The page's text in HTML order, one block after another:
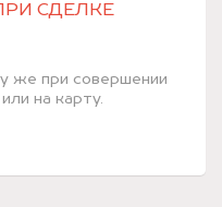
СДЕЛКЕ
же при совершении
на карту.